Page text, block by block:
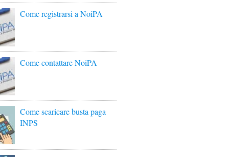
Come registrarsi a NoiPA
Come contattare NoiPA
Come scaricare busta paga
INPS